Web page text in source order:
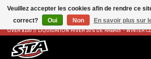
LIVRAISON RAPIDE ET GRATUITE À PARTIR DE 100$ - FAST &
OVER $100 // LIQUIDATION HIVER 30% DE RABAIS - WINTER
Veuillez accepter les cookies afin de rendre ce
correct?
Oui Non En savoir plus sur